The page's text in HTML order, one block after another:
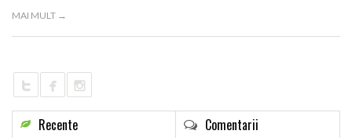
MAI MULT →
Recente Comentarii